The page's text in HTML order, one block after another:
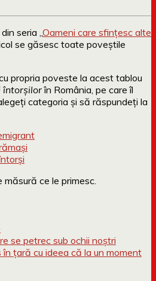
seria „ Oameni care sfințesc alte
se găsesc toate poveștile
propria poveste la acest tablou
întorșilorîn România, pe care îl
categoria și să răspundeți la
ce le primesc.
se petrec sub ochii noștri
în țară cu ideea că la un moment